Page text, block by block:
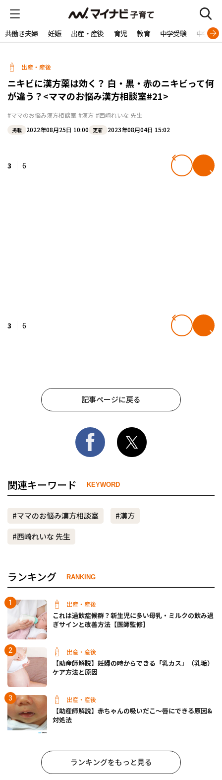
共働き夫婦 妊娠 出産・産後 育児 教育 中学受験 中学生
出産・産後
ニキビに漢方薬は効く？ 白・黒・赤のニキビって何
が違う？<ママのお悩み漢方相談室#21>
#ママのお悩み漢方相談室 #漢方 #西崎れいな 先生
掲載 2022年08月25日 10:00 更新 2023年08月04日 15:02
3 6
3 6
記事ページに戻る
関連キーワード KEYWORD
#ママのお悩み漢方相談室
#漢方
#西崎れいな 先生
ランキング RANKING
出産・産後
これは過飲症候群？新生児に多い母乳・ミルクの飲み過
ぎサインと改善方法【医師監修】
出産・産後
【助産師解説】妊婦の時からできる「乳カス」（乳垢）
ケア方法と原因
出産・産後
【助産師解説】赤ちゃんの吸いだこ〜唇にできる原因&
対処法
ランキングをもっと見る